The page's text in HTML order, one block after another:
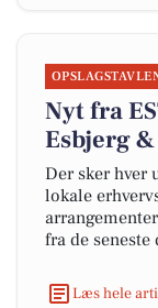
Nyt fra
Esbjerg
Der sker hver
lokale
fra de seneste
Læs hele